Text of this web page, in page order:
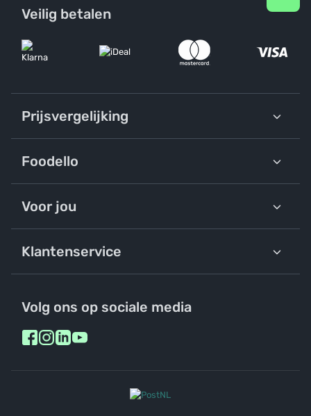
Veilig betalen
Prijsvergelijking
Foodello
Voor jou
Klantenservice
Volg ons op sociale media